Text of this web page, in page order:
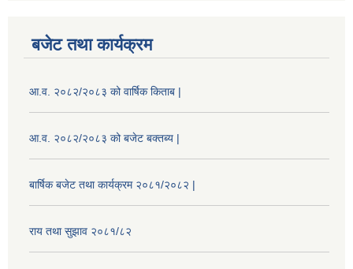
बजेट तथा कार्यक्रम
आ.व. २०८२/२०८३ को वार्षिक किताब |
आ.व. २०८२/२०८३ को बजेट बक्तब्य |
बार्षिक बजेट तथा कार्यक्रम २०८१/२०८२ |
राय तथा सुझाव २०८१/८२